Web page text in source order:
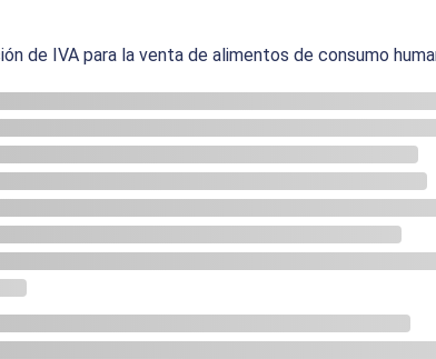
de IVA para la venta de alimentos de consumo